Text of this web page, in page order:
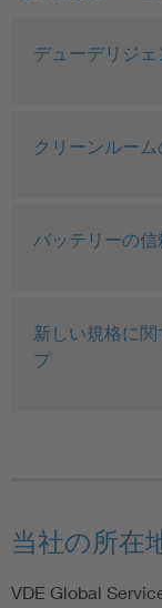
デューデリジェ
クリーンルー
バッテリーの信
新しい規格に
プ
当社の所在
VDE Global